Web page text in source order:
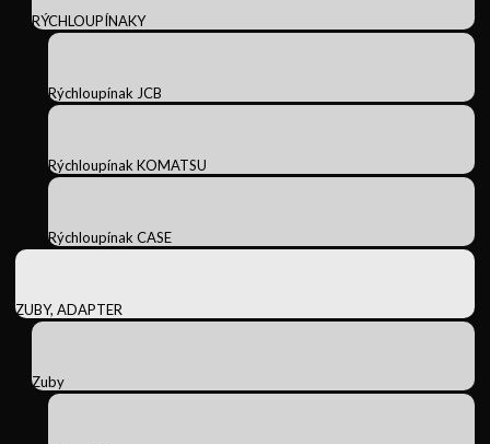
RÝCHLOUPÍNAKY
Rýchloupínak JCB
Rýchloupínak KOMATSU
Rýchloupínak CASE
ZUBY, ADAPTER
Zuby